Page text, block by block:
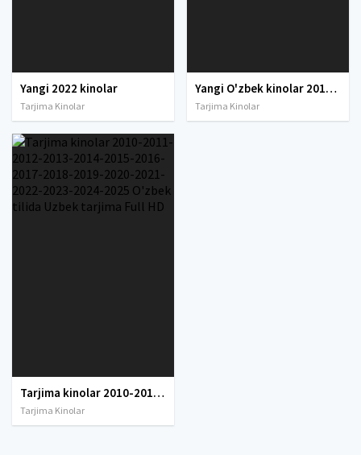
Yangi 2022 kinolar
Tarjima Kinolar
Yangi O'zbek kinolar 2010-2011-2012-2013-2014-2015-2016-2017-2018-2019-2020-2021-2022-2023-2024-2025 O'zbek tilida Uzbek tarjima Full HD
Tarjima Kinolar
Tarjima kinolar 2010-2011-2012-2013-2014-2015-2016-2017-2018-2019-2020-2021-2022-2023-2024-2025 O'zbek tilida Uzbek tarjima Full HD
Tarjima Kinolar